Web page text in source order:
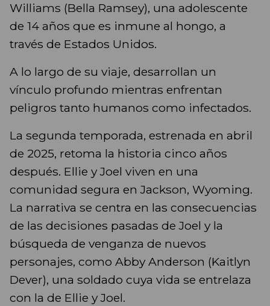
Williams (Bella Ramsey), una adolescente
de 14 años que es inmune al hongo, a
través de Estados Unidos.
A lo largo de su viaje, desarrollan un
vínculo profundo mientras enfrentan
peligros tanto humanos como infectados.
La segunda temporada, estrenada en abril
de 2025, retoma la historia cinco años
después. Ellie y Joel viven en una
comunidad segura en Jackson, Wyoming.
La narrativa se centra en las consecuencias
de las decisiones pasadas de Joel y la
búsqueda de venganza de nuevos
personajes, como Abby Anderson (Kaitlyn
Dever), una soldado cuya vida se entrelaza
con la de Ellie y Joel.